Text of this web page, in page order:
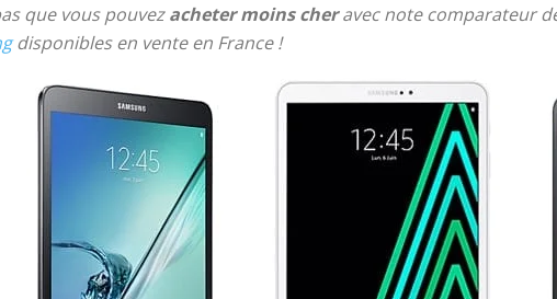
que vous pouvezacheter moins cheravec note comparateur
disponibles en vente en France !